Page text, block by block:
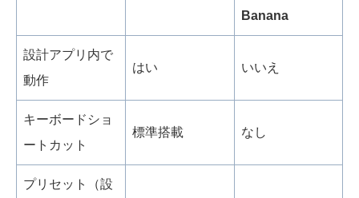
Banana
設計アプリ内で
動作
はい いいえ
キーボードショ
ートカット
標準搭載 なし
プリセット（設